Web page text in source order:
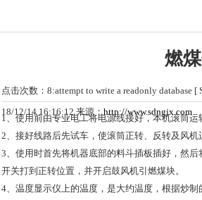
燃
点击次数： 8:attempt to write a readonly database
18/12/14 16:16:12 来源：http://www.sdngjx.com
1、使用前由专业电工将电源线接好，本机滚筒运
2、接好线路后先试车，使滚筒正转、反转及风机
3、使用时首先将机器底部的料斗插板插好，然
开关打到正转位置，并开启鼓风机引燃煤块。
4、温度显示仪上的温度，是大约温度，根据炒